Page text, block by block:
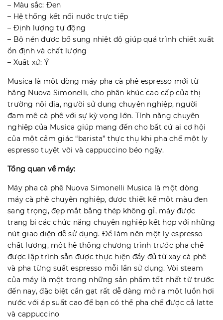
– Màu sắc: Đen
– Hệ thống kết nối nước trực tiếp
– Định lượng tự động
– Bộ nén được bổ sung nhiệt độ giúp quá trình chiết xuất
ổn định và chất lượng
– Xuất xứ: Ý
Musica là một dòng máy pha cà phê espresso mới từ
hãng Nuova Simonelli, cho phân khúc cao cấp của thị
trường nội địa, người sử dụng chuyên nghiệp, người
đam mê cà phê với sự kỳ vọng lớn. Tính năng chuyên
nghiệp của Musica giúp mang đến cho bất cứ ai cơ hội
của một cảm giác “barista” thực thụ khi pha chế một ly
espresso tuyệt vời và cappuccino béo ngậy.
Tổng quan về máy:
Máy pha cà phê Nuova Simonelli Musica là một dòng
máy cà phê chuyên nghiệp, được thiết kế một màu đen
sang trọng, đẹp mắt bằng thép không gỉ, máy được
trang bị các chức năng chuyên nghiệp kết hợp với những
nút giao diện dễ sử dụng. Để làm nên một ly espresso
chất lượng, một hệ thống chương trình trước pha chế
được lập trình sẵn được thực hiện đầy đủ từ xay cà phê
và pha từng suất espresso mỗi lần sử dụng. Vòi steam
của máy là một trong những sản phẩm tốt nhất từ trước
đến nay, đặc biệt cần gạt rất dễ dàng mở ra một luồn hơi
nước với áp suất cao để bạn có thể pha chế được cả latte
và cappuccino